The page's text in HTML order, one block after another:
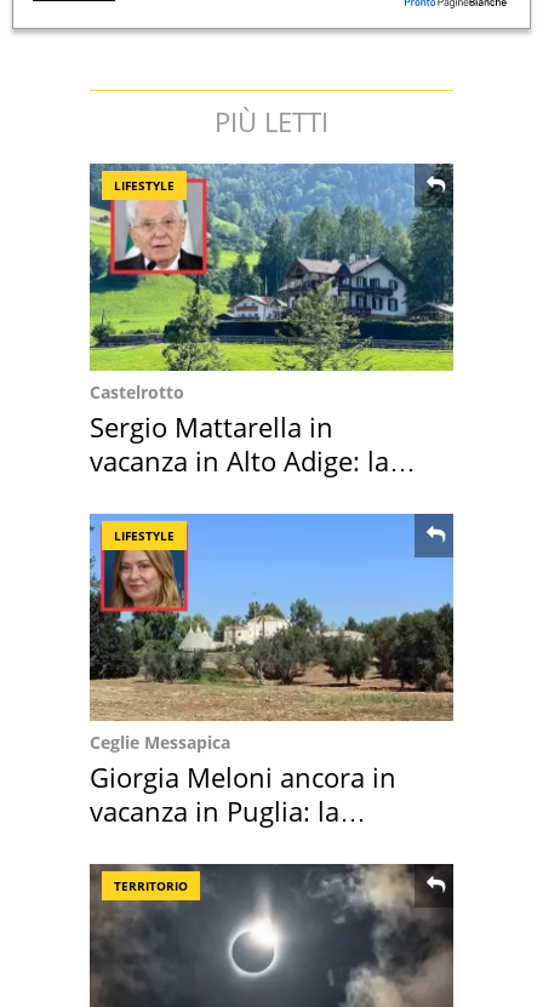
PIÙ LETTI
LIFESTYLE
Castelrotto
Sergio Mattarella in
vacanza in Alto Adige: la
LIFESTYLE
Ceglie Messapica
Giorgia Meloni ancora in
vacanza in Puglia: la
TERRITORIO